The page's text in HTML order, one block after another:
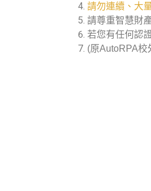
請勿連續、大
請尊重智慧財
若您有任何認
(原AutoRPA校